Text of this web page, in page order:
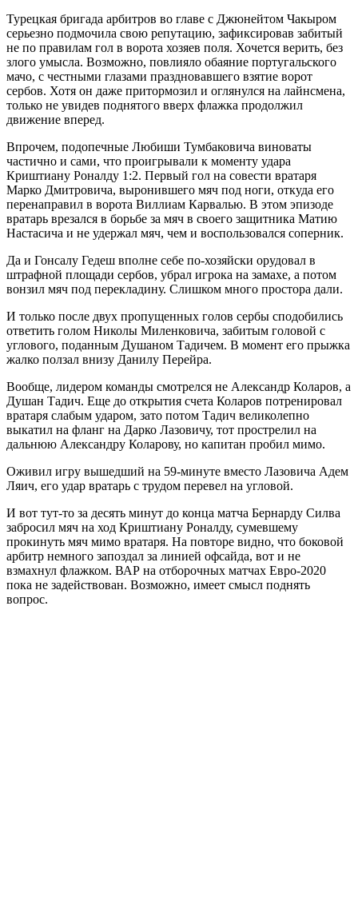
Турецкая бригада арбитров во главе с Джюнейтом Чакыром
серьезно подмочила свою репутацию, зафиксировав забитый
не по правилам гол в ворота хозяев поля. Хочется верить, без
злого умысла. Возможно, повлияло обаяние португальского
мачо, с честными глазами праздновавшего взятие ворот
сербов. Хотя он даже притормозил и оглянулся на лайнсмена,
только не увидев поднятого вверх флажка продолжил
движение вперед.
Впрочем, подопечные Любиши Тумбаковича виноваты
частично и сами, что проигрывали к моменту удара
Криштиану Роналду 1:2. Первый гол на совести вратаря
Марко Дмитровича, выронившего мяч под ноги, откуда его
перенаправил в ворота Виллиам Карвалью. В этом эпизоде
вратарь врезался в борьбе за мяч в своего защитника Матию
Настасича и не удержал мяч, чем и воспользовался соперник.
Да и Гонсалу Гедеш вполне себе по-хозяйски орудовал в
штрафной площади сербов, убрал игрока на замахе, а потом
вонзил мяч под перекладину. Слишком много простора дали.
И только после двух пропущенных голов сербы сподобились
ответить голом Николы Миленковича, забитым головой с
углового, поданным Душаном Тадичем. В момент его прыжка
жалко ползал внизу Данилу Перейра.
Вообще, лидером команды смотрелся не Александр Коларов, а
Душан Тадич. Еще до открытия счета Коларов потренировал
вратаря слабым ударом, зато потом Тадич великолепно
выкатил на фланг на Дарко Лазовичу, тот прострелил на
дальнюю Александру Коларову, но капитан пробил мимо.
Оживил игру вышедший на 59-минуте вместо Лазовича Адем
Ляич, его удар вратарь с трудом перевел на угловой.
И вот тут-то за десять минут до конца матча Бернарду Силва
забросил мяч на ход Криштиану Роналду, сумевшему
прокинуть мяч мимо вратаря. На повторе видно, что боковой
арбитр немного запоздал за линией офсайда, вот и не
взмахнул флажком. ВАР на отборочных матчах Евро-2020
пока не задействован. Возможно, имеет смысл поднять
вопрос.